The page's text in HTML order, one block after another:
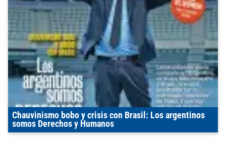
Chauvinismo bobo y crisis con Brasil: Los argentinos
somos Derechos y Humanos